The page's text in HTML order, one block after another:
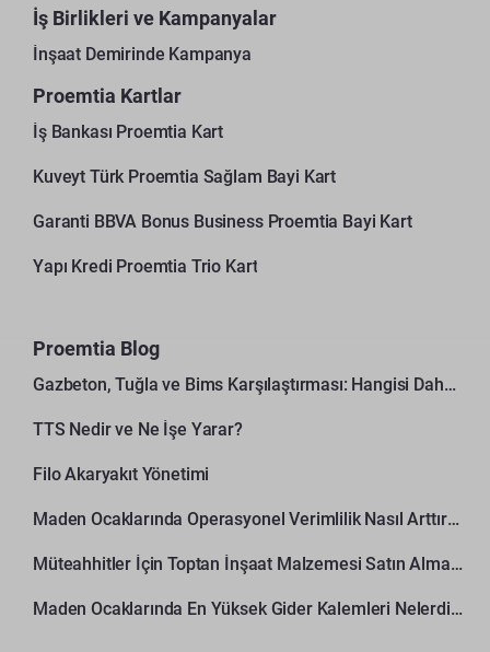
İş Birlikleri ve Kampanyalar
İnşaat Demirinde Kampanya
Proemtia Kartlar
İş Bankası Proemtia Kart
Kuveyt Türk Proemtia Sağlam Bayi Kart
Garanti BBVA Bonus Business Proemtia Bayi Kart
Yapı Kredi Proemtia Trio Kart
Proemtia Blog
Gazbeton, Tuğla ve Bims Karşılaştırması: Hangisi Daha Avantajlı?
TTS Nedir ve Ne İşe Yarar?
Filo Akaryakıt Yönetimi
Maden Ocaklarında Operasyonel Verimlilik Nasıl Arttırılır?
Müteahhitler İçin Toptan İnşaat Malzemesi Satın Alma Rehberi
Maden Ocaklarında En Yüksek Gider Kalemleri Nelerdir?